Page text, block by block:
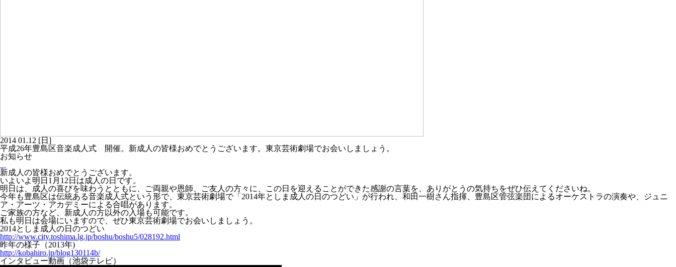
2014 01.12 [日]
平成26年豊島区音楽成人式 開催。新成人の皆様おめでとうございます。東京芸術劇場でお会いしましょう。
お知らせ
新成人の皆様おめでとうございます。
いよいよ明日1月12日は成人の日です。
明日は、成人の喜びを味わうとともに、ご両親や恩師、ご友人の方々に、この日を迎えることができた感謝の言葉を、ありがとうの気持ちをぜひ伝えてくださいね。
今年も豊島区は伝統ある音楽成人式という形で、東京芸術劇場で「2014年としま成人の日のつどい」が行われ、和田一樹さん指揮、豊島区管弦楽団によるオーケストラの演奏や、ジュニ
ア・アーツ・アカデミーによる合唱があります。
ご家族の方など、新成人の方以外の入場も可能です。
私も明日は会場にいますので、ぜひ東京芸術劇場でお会いしましょう。
2014としま成人の日のつどい
http://www.city.toshima.lg.jp/boshu/boshu5/028192.html
昨年の様子（2013年)
http://kobahiro.jp/blog130114b/
インタビュー動画（池袋テレビ）